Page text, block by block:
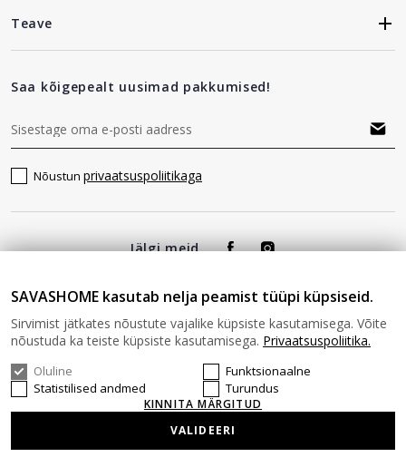
Teave
Saa kõigepealt uusimad pakkumised!
Nõustun privaatsuspoliitikaga
Jälgi meid
© 2026 SAVAS HOME Kõik õigused kaitstud.
SAVASHOME kasutab nelja peamist tüüpi küpsiseid.
Sirvimist jätkates nõustute vajalike küpsiste kasutamisega. Võite
nõustuda ka teiste küpsiste kasutamisega. Privaatsuspoliitika.
Oluline
Funktsionaalne
Statistilised andmed
Turundus
KINNITA MÄRGITUD
VALIDEERI